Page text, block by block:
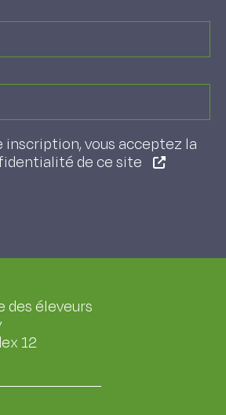
inscription, vous acceptez la
de ce site
des éleveurs
12